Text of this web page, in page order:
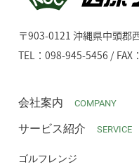
〒903-0121 沖縄県中頭郡
TEL：098-945-5456 / FAX
会社案内 COMPANY
サービス紹介 SERVICE
ゴルフレンジ